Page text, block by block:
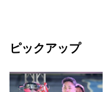
ピックアップ